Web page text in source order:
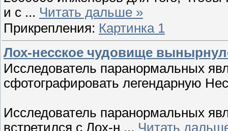
и с ... Читать дальше »
Прикрепления: Картинка 1
Лох-несское чудовище
Исследователь паранормальных
сфотографировать легендарную
Исследователь паранормальных
встретился с Лох-н ... Читать